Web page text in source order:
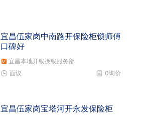
宜昌伍家岗中南路开保险柜锁师傅
口碑好
宜昌本地开锁换锁服务部
0询价
面议
宜昌伍家岗宝塔河开永发保险柜